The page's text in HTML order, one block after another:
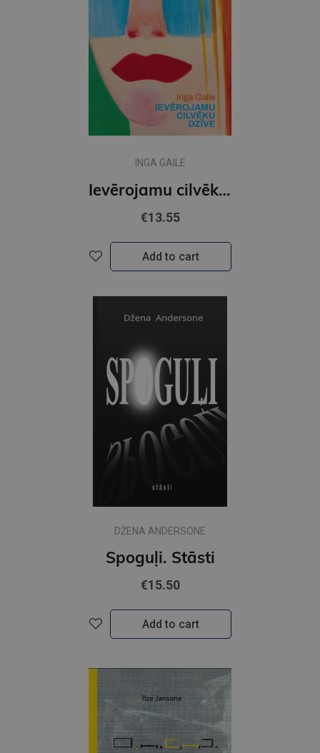
INGA GAILE
Ievērojamu cilvēku dzīve
€13.55
Add to cart
DŽENA ANDERSONE
Spoguļi. Stāsti
€15.50
Add to cart